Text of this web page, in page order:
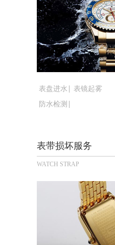
表盘进水 表镜起雾
防水检测
表带损坏服务
WATCH STRAP